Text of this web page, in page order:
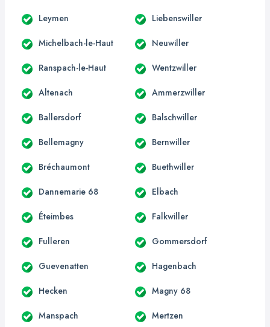
Leymen Liebenswiller
Michelbach-le-Haut Neuwiller
Ranspach-le-Haut Wentzwiller
Altenach Ammerzwiller
Ballersdorf Balschwiller
Bellemagny Bernwiller
Bréchaumont Buethwiller
Dannemarie 68 Elbach
Éteimbes Falkwiller
Fulleren Gommersdorf
Guevenatten Hagenbach
Hecken Magny 68
Manspach Mertzen